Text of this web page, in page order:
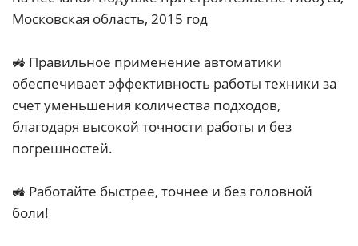
Московская область, 2015 год
🚜 Правильное применение автоматики
обеспечивает эффективность работы техники за
счет уменьшения количества подходов,
благодаря высокой точности работы и без
погрешностей.
🚜 Работайте быстрее, точнее и без головной
боли!